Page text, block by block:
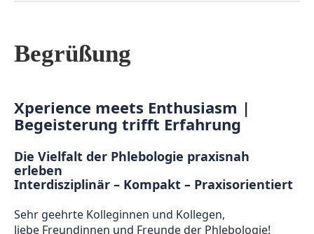
Begrüßung
Xperience meets Enthusiasm |
Begeisterung trifft Erfahrung
Die Vielfalt der Phlebologie praxisnah
erleben
Interdisziplinär – Kompakt – Praxisorientiert
Sehr geehrte Kolleginnen und Kollegen,
liebe Freundinnen und Freunde der Phlebologie!